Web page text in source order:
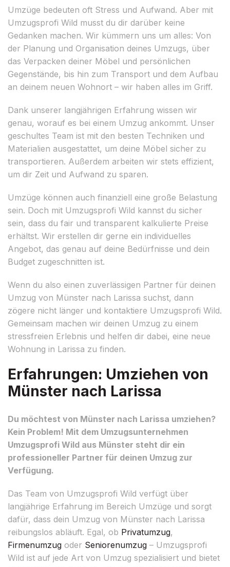
Umzüge bedeuten oft Stress und Aufwand. Aber mit
Umzugsprofi Wild musst du dir darüber keine
Gedanken machen. Wir kümmern uns um alles: Von
der Planung und Organisation deines Umzugs, über
das Verpacken deiner Möbel und persönlichen
Gegenstände, bis hin zum Transport und dem Aufbau
an deinem neuen Wohnort – wir haben alles im Griff.
Dank unserer langjährigen Erfahrung wissen wir
genau, worauf es bei einem Umzug ankommt. Unser
geschultes Team ist mit den besten Techniken und
Materialien ausgestattet, um deine Möbel sicher zu
transportieren. Außerdem arbeiten wir stets effizient,
um dir Zeit und Aufwand zu sparen.
Umzüge können auch finanziell eine große Belastung
sein. Doch mit Umzugsprofi Wild kannst du sicher
sein, dass du fair und transparent kalkulierte Preise
erhältst. Wir erstellen dir gerne ein individuelles
Angebot, das genau auf deine Bedürfnisse und dein
Budget zugeschnitten ist.
Wenn du also einen zuverlässigen Partner für deinen
Umzug von Münster nach Larissa suchst, dann
zögere nicht länger und kontaktiere Umzugsprofi Wild.
Gemeinsam machen wir deinen Umzug zu einem
stressfreien Erlebnis und helfen dir dabei, eine neue
Wohnung in Larissa zu finden.
Erfahrungen: Umziehen von
Münster nach Larissa
Du möchtest von Münster nach Larissa umziehen?
Kein Problem! Mit dem Umzugsunternehmen
Umzugsprofi Wild aus Münster steht dir ein
professioneller Partner für deinen Umzug zur
Verfügung.
Das Team von Umzugsprofi Wild verfügt über
langjährige Erfahrung im Bereich Umzüge und sorgt
dafür, dass dein Umzug von Münster nach Larissa
reibungslos abläuft. Egal, ob Privatumzug,
Firmenumzug oder Seniorenumzug – Umzugsprofi
Wild ist auf jede Art von Umzug spezialisiert und bietet